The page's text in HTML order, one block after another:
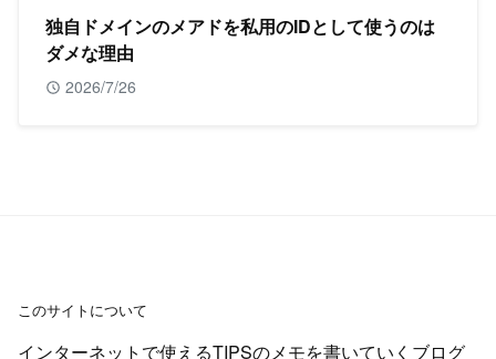
独自ドメインのメアドを私用のIDとして使うのは
ダメな理由
2026/7/26
このサイトについて
インターネットで使えるTIPSのメモを書いていくブログ